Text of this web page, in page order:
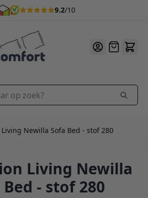
9.2/10
Offerte
zoek?
Newilla Sofa Bed - stof 280
Living Newilla
Bed - stof 280